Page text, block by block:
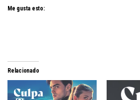
Me gusta esto:
Relacionado